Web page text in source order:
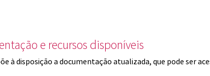
e recursos disponíveis
à disposição a documentação atualizada, que pode ser